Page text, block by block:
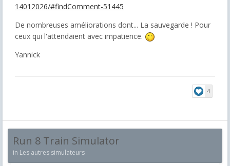
14012026/#findComment-51445
De nombreuses améliorations dont... La sauvegarde ! Pour
ceux qui l'attendaient avec impatience.
Yannick
4
Run 8 Train Simulator
in Les autres simulateurs